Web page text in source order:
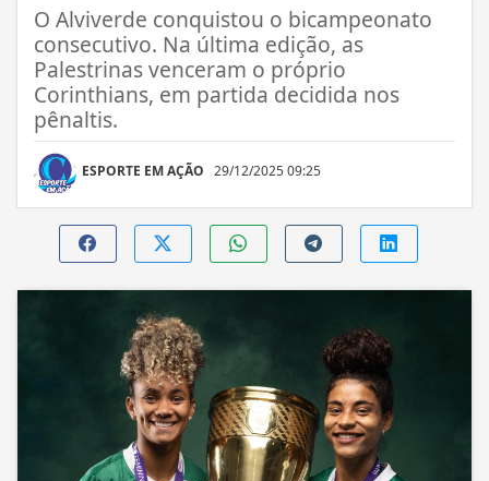
O Alviverde conquistou o bicampeonato
consecutivo. Na última edição, as
Palestrinas venceram o próprio
Corinthians, em partida decidida nos
pênaltis.
ESPORTE EM AÇÃO 29/12/2025 09:25